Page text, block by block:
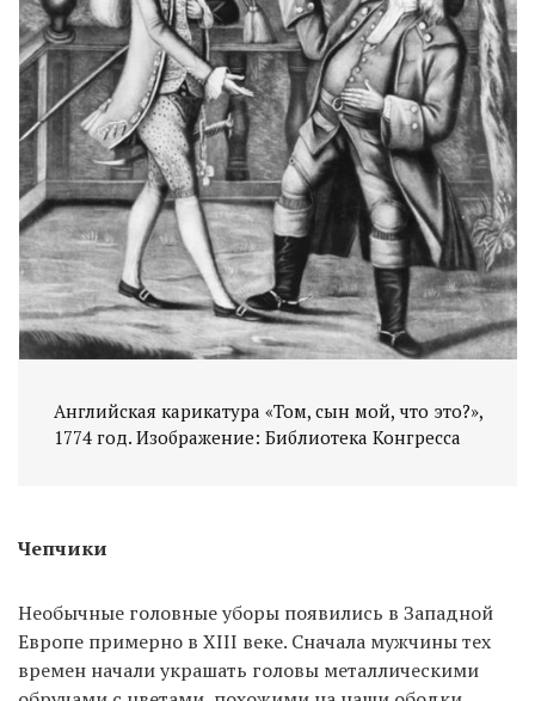
Английская карикатура «Том, сын мой, что это?»,
1774 год. Изображение: Библиотека Конгресса
Чепчики
Необычные головные уборы появились в Западной
Европе примерно в XIII веке. Сначала мужчины тех
времен начали украшать головы металлическими